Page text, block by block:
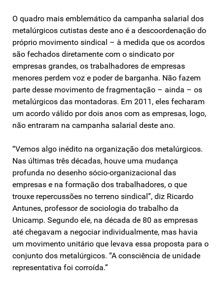
O quadro mais emblemático da campanha salarial dos
metalúrgicos cutistas deste ano é a descoordenação do
próprio movimento sindical – à medida que os acordos
são fechados diretamente com o sindicato por
empresas grandes, os trabalhadores de empresas
menores perdem voz e poder de barganha. Não fazem
parte desse movimento de fragmentação – ainda – os
metalúrgicos das montadoras. Em 2011, eles fecharam
um acordo válido por dois anos com as empresas, logo,
não entraram na campanha salarial deste ano.
“Vemos algo inédito na organização dos metalúrgicos.
Nas últimas três décadas, houve uma mudança
profunda no desenho sócio-organizacional das
empresas e na formação dos trabalhadores, o que
trouxe repercussões no terreno sindical”, diz Ricardo
Antunes, professor de sociologia do trabalho da
Unicamp. Segundo ele, na década de 80 as empresas
até chegavam a negociar individualmente, mas havia
um movimento unitário que levava essa proposta para o
conjunto dos metalúrgicos. “A consciência de unidade
representativa foi corroída.”